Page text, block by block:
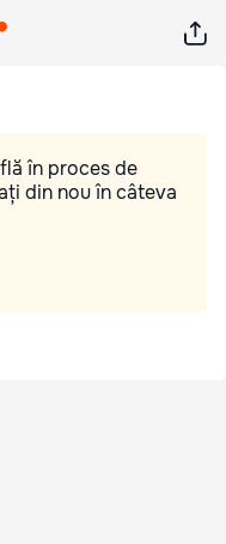
în proces de
din nou în câteva